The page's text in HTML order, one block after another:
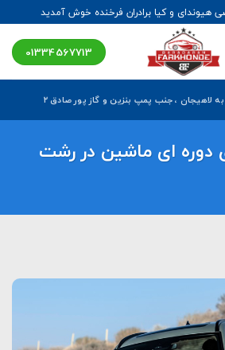
و کیا برادران فرخنده خوش آمدید
01334567713
لاهیجان ، جنب پمپ بنزین و گاز پور صادق ۲
ای ماشین در رشت